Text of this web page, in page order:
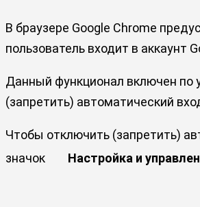
В браузере Google Chrome
пользователь входит в аккаунт
Данный функционал включен по
(запретить) автоматический
Чтобы отключить (запретить)
значок
Настройка и